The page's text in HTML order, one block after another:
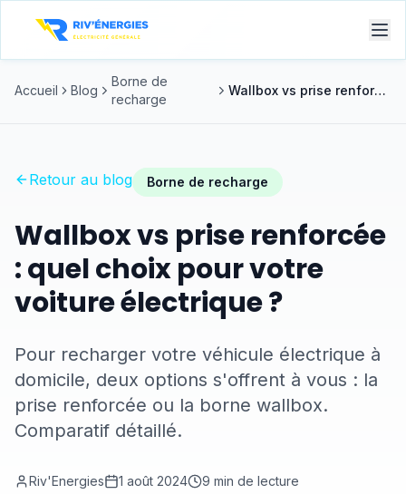
Accueil Blog
Borne de
recharge
Wallbox vs prise renforcée : quel choix pour votre voiture électrique ?
Retour au blog Borne de recharge
Wallbox vs prise renforcée
: quel choix pour votre
voiture électrique ?
Pour recharger votre véhicule électrique à
domicile, deux options s'offrent à vous : la
prise renforcée ou la borne wallbox.
Comparatif détaillé.
Riv'Energies 1 août 2024 9 min de lecture